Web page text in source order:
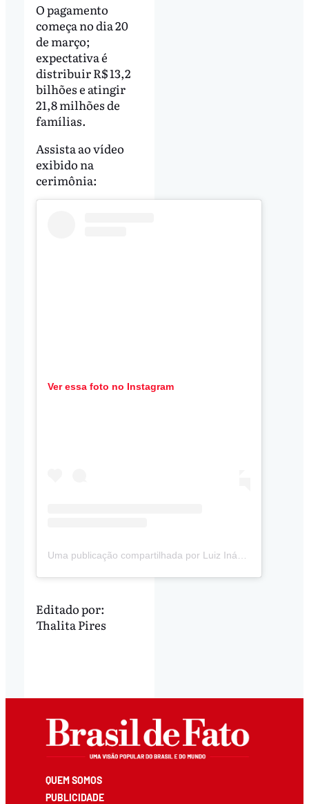
O pagamento
começa no dia 20
de março;
expectativa é
distribuir R$ 13,2
bilhões e atingir
21,8 milhões de
famílias.
Assista ao vídeo
exibido na
cerimônia:
Ver essa foto no Instagram
Uma publicação compartilhada por Luiz Inácio Lula da Silva (@lulaoficial)
Editado por:
Thalita Pires
QUEM SOMOS
PUBLICIDADE